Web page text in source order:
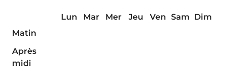
Lun Mar Mer Jeu Ven Sam Dim
Matin
Après
midi